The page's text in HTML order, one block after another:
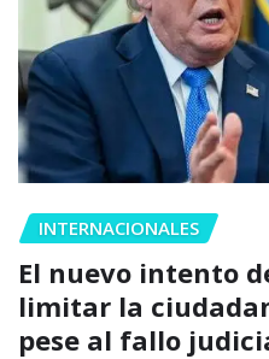
INTERNACIONALES
El nuevo intento
limitar la
pese al fallo